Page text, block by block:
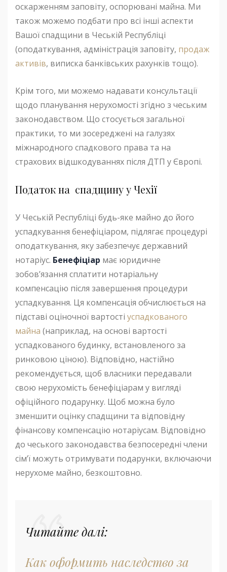
оскарженням заповіту, оспорювані майна. Ми
також можемо подбати про всі інші аспекти
Вашої спадщини в Чеській Республіці
(оподаткування, адміністрація заповіту, продаж
активів, виписка банківських рахунків тощо).
Крім того, ми можемо надавати консультації
щодо планування нерухомості згідно з чеським
законодавством. Що стосується загальної
практики, то ми зосереджені на галузях
міжнародного спадкового права та на
страхових відшкодуваннях після ДТП у Європі.
Податок на спадщину у Чехії
У Чеській Республіці будь-яке майно до його
успадкування бенефіціаром, підлягає процедурі
оподаткування, яку забезпечує державний
нотаріус. Бенефіціар має юридичне
зобов’язання сплатити нотаріальну
компенсацію після завершення процедури
успадкування. Ця компенсація обчислюється на
підставі оціночної вартості успадкованого
майна (наприклад, на основі вартості
успадкованого будинку, встановленого за
ринковою ціною). Відповідно, настійно
рекомендується, щоб власники передавали
свою нерухомість бенефіціарам у вигляді
офіційного подарунку. Щоб можна було
зменшити оцінку спадщини та відповідну
фінансову компенсацію нотаріусам. Відповідно
до чеського законодавства безпосередні члени
сім’ї можуть отримувати подарунки, включаючи
нерухоме майно, безкоштовно.
Читайте далі:
Как оформить наследство за